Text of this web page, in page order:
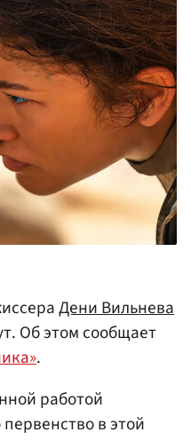
Дени Вильнева
Об этом сообщает
.
работой
в этой